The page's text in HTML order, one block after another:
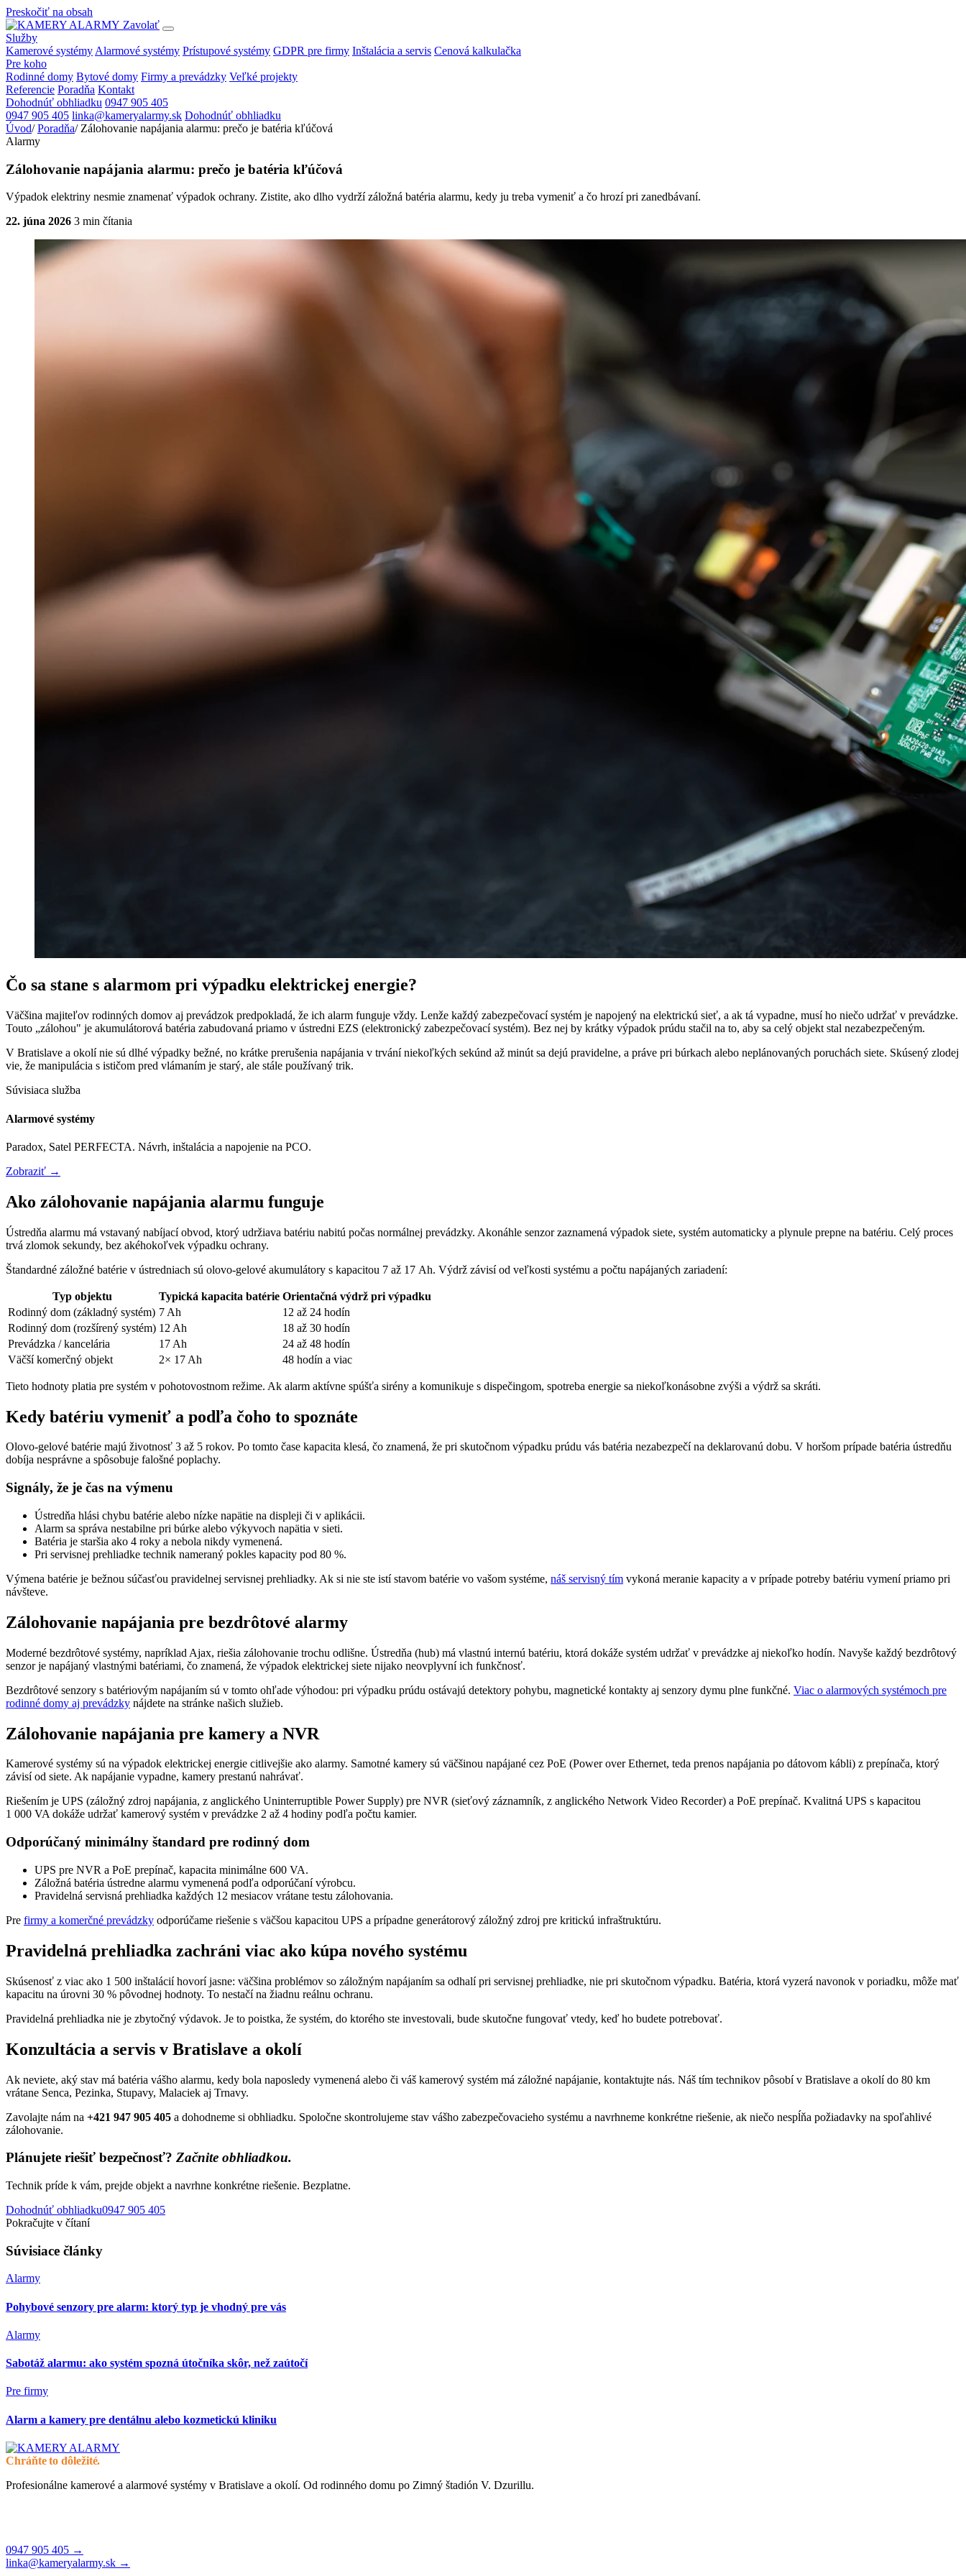
Preskočiť na obsah
Zavolať
Služby
Kamerové systémy Alarmové systémy Prístupové systémy GDPR pre firmy Inštalácia a servis Cenová kalkulačka
Pre koho
Rodinné domy Bytové domy Firmy a prevádzky Veľké projekty
Referencie Poradňa Kontakt
Dohodnúť obhliadku 0947 905 405
0947 905 405 linka@kameryalarmy.sk Dohodnúť obhliadku
Úvod/ Poradňa/ Zálohovanie napájania alarmu: prečo je batéria kľúčová
Alarmy
Zálohovanie napájania alarmu: prečo je batéria kľúčová
Výpadok elektriny nesmie znamenať výpadok ochrany. Zistite, ako dlho vydrží záložná batéria alarmu, kedy ju treba vymeniť a čo hrozí pri zanedbávaní.
22. júna 2026 3 min čítania
Čo sa stane s alarmom pri výpadku elektrickej energie?
Väčšina majiteľov rodinných domov aj prevádzok predpokladá, že ich alarm funguje vždy. Lenže každý zabezpečovací systém je napojený na elektrickú sieť, a ak tá vypadne, musí ho niečo udržať v prevádzke.
Touto „zálohou" je akumulátorová batéria zabudovaná priamo v ústredni EZS (elektronický zabezpečovací systém). Bez nej by krátky výpadok prúdu stačil na to, aby sa celý objekt stal nezabezpečeným.
V Bratislave a okolí nie sú dlhé výpadky bežné, no krátke prerušenia napájania v trvání niekoľkých sekúnd až minút sa dejú pravidelne, a práve pri búrkach alebo neplánovaných poruchách siete. Skúsený zlodej
vie, že manipulácia s ističom pred vlámaním je starý, ale stále používaný trik.
Súvisiaca služba
Alarmové systémy
Paradox, Satel PERFECTA. Návrh, inštalácia a napojenie na PCO.
Zobraziť →
Ako zálohovanie napájania alarmu funguje
Ústredňa alarmu má vstavaný nabíjací obvod, ktorý udržiava batériu nabitú počas normálnej prevádzky. Akonáhle senzor zaznamená výpadok siete, systém automaticky a plynule prepne na batériu. Celý proces
trvá zlomok sekundy, bez akéhokoľvek výpadku ochrany.
Štandardné záložné batérie v ústredniach sú olovo-gelové akumulátory s kapacitou 7 až 17 Ah. Výdrž závisí od veľkosti systému a počtu napájaných zariadení:
Typ objektu Typická kapacita batérie Orientačná výdrž pri výpadku
Rodinný dom (základný systém) 7 Ah
12 až 24 hodín
Rodinný dom (rozšírený systém) 12 Ah
18 až 30 hodín
Prevádzka / kancelária
17 Ah
24 až 48 hodín
Väčší komerčný objekt
2× 17 Ah 48 hodín a viac
Tieto hodnoty platia pre systém v pohotovostnom režime. Ak alarm aktívne spúšťa sirény a komunikuje s dispečingom, spotreba energie sa niekoľkonásobne zvýši a výdrž sa skráti.
Kedy batériu vymeniť a podľa čoho to spoznáte
Olovo-gelové batérie majú životnosť 3 až 5 rokov. Po tomto čase kapacita klesá, čo znamená, že pri skutočnom výpadku prúdu vás batéria nezabezpečí na deklarovanú dobu. V horšom prípade batéria ústredňu
dobíja nesprávne a spôsobuje falošné poplachy.
Signály, že je čas na výmenu
Ústredňa hlási chybu batérie alebo nízke napätie na displeji či v aplikácii.
Alarm sa správa nestabilne pri búrke alebo výkyvoch napätia v sieti.
Batéria je staršia ako 4 roky a nebola nikdy vymenená.
Pri servisnej prehliadke technik nameraný pokles kapacity pod 80 %.
Výmena batérie je bežnou súčasťou pravidelnej servisnej prehliadky. Ak si nie ste istí stavom batérie vo vašom systéme, náš servisný tím vykoná meranie kapacity a v prípade potreby batériu vymení priamo pri
návšteve.
Zálohovanie napájania pre bezdrôtové alarmy
Moderné bezdrôtové systémy, napríklad Ajax, riešia zálohovanie trochu odlišne. Ústredňa (hub) má vlastnú internú batériu, ktorá dokáže systém udržať v prevádzke aj niekoľko hodín. Navyše každý bezdrôtový
senzor je napájaný vlastnými batériami, čo znamená, že výpadok elektrickej siete nijako neovplyvní ich funkčnosť.
Bezdrôtové senzory s batériovým napájaním sú v tomto ohľade výhodou: pri výpadku prúdu ostávajú detektory pohybu, magnetické kontakty aj senzory dymu plne funkčné. Viac o alarmových systémoch pre
rodinné domy aj prevádzky nájdete na stránke našich služieb.
Zálohovanie napájania pre kamery a NVR
Kamerové systémy sú na výpadok elektrickej energie citlivejšie ako alarmy. Samotné kamery sú väčšinou napájané cez PoE (Power over Ethernet, teda prenos napájania po dátovom kábli) z prepínača, ktorý
závisí od siete. Ak napájanie vypadne, kamery prestanú nahrávať.
Riešením je UPS (záložný zdroj napájania, z anglického Uninterruptible Power Supply) pre NVR (sieťový záznamník, z anglického Network Video Recorder) a PoE prepínač. Kvalitná UPS s kapacitou
1 000 VA dokáže udržať kamerový systém v prevádzke 2 až 4 hodiny podľa počtu kamier.
Odporúčaný minimálny štandard pre rodinný dom
UPS pre NVR a PoE prepínač, kapacita minimálne 600 VA.
Záložná batéria ústredne alarmu vymenená podľa odporúčaní výrobcu.
Pravidelná servisná prehliadka každých 12 mesiacov vrátane testu zálohovania.
Pre firmy a komerčné prevádzky odporúčame riešenie s väčšou kapacitou UPS a prípadne generátorový záložný zdroj pre kritickú infraštruktúru.
Pravidelná prehliadka zachráni viac ako kúpa nového systému
Skúsenosť z viac ako 1 500 inštalácií hovorí jasne: väčšina problémov so záložným napájaním sa odhalí pri servisnej prehliadke, nie pri skutočnom výpadku. Batéria, ktorá vyzerá navonok v poriadku, môže mať
kapacitu na úrovni 30 % pôvodnej hodnoty. To nestačí na žiadnu reálnu ochranu.
Pravidelná prehliadka nie je zbytočný výdavok. Je to poistka, že systém, do ktorého ste investovali, bude skutočne fungovať vtedy, keď ho budete potrebovať.
Konzultácia a servis v Bratislave a okolí
Ak neviete, aký stav má batéria vášho alarmu, kedy bola naposledy vymenená alebo či váš kamerový systém má záložné napájanie, kontaktujte nás. Náš tím technikov pôsobí v Bratislave a okolí do 80 km
vrátane Senca, Pezinka, Stupavy, Malaciek aj Trnavy.
Zavolajte nám na +421 947 905 405 a dohodneme si obhliadku. Spoločne skontrolujeme stav vášho zabezpečovacieho systému a navrhneme konkrétne riešenie, ak niečo nespĺňa požiadavky na spoľahlivé
zálohovanie.
Plánujete riešiť bezpečnosť? Začnite obhliadkou.
Technik príde k vám, prejde objekt a navrhne konkrétne riešenie. Bezplatne.
Dohodnúť obhliadku0947 905 405
Pokračujte v čítaní
Súvisiace články
Alarmy
Pohybové senzory pre alarm: ktorý typ je vhodný pre vás
Alarmy
Sabotáž alarmu: ako systém spozná útočníka skôr, než zaútočí
Pre firmy
Alarm a kamery pre dentálnu alebo kozmetickú kliniku
Chráňte to dôležité.
Profesionálne kamerové a alarmové systémy v Bratislave a okolí. Od rodinného domu po Zimný štadión V. Dzurillu.
0947 905 405 →
linka@kameryalarmy.sk →